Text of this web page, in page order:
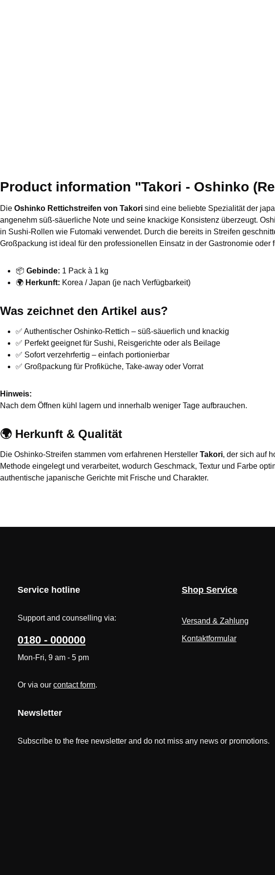
Product information "Takori - Oshinko
Die Oshinko Rettichstreifen von Takori sind eine beliebte Spezialität der
angenehm süß-säuerliche Note und seine knackige Konsistenz überzeugt.
in Sushi-Rollen wie Futomaki verwendet. Durch die bereits in Streifen
Großpackung ist ideal für den professionellen Einsatz in der Gastronomie
📦 Gebinde: 1 Pack à 1 kg
🌍 Herkunft: Korea / Japan (je nach Verfügbarkeit)
Was zeichnet den Artikel aus?
✅ Authentischer Oshinko-Rettich – süß-säuerlich und knackig
✅ Perfekt geeignet für Sushi, Reisgerichte oder als Beilage
✅ Sofort verzehrfertig – einfach portionierbar
✅ Großpackung für Profiküche, Take-away oder Vorrat
Hinweis:
Nach dem Öffnen kühl lagern und innerhalb weniger Tage aufbrauchen.
🌍 Herkunft & Qualität
Die Oshinko-Streifen stammen vom erfahrenen Hersteller Takori, der sich auf
Methode eingelegt und verarbeitet, wodurch Geschmack, Textur und Farbe
authentische japanische Gerichte mit Frische und Charakter.
Service hotline
Support and counselling via:
0180 - 000000
Mon-Fri, 9 am - 5 pm
Or via our contact form.
Shop Service
Versand & Zahlung
Kontaktformular
Newsletter
Subscribe to the free newsletter and do not miss any news or promotions.